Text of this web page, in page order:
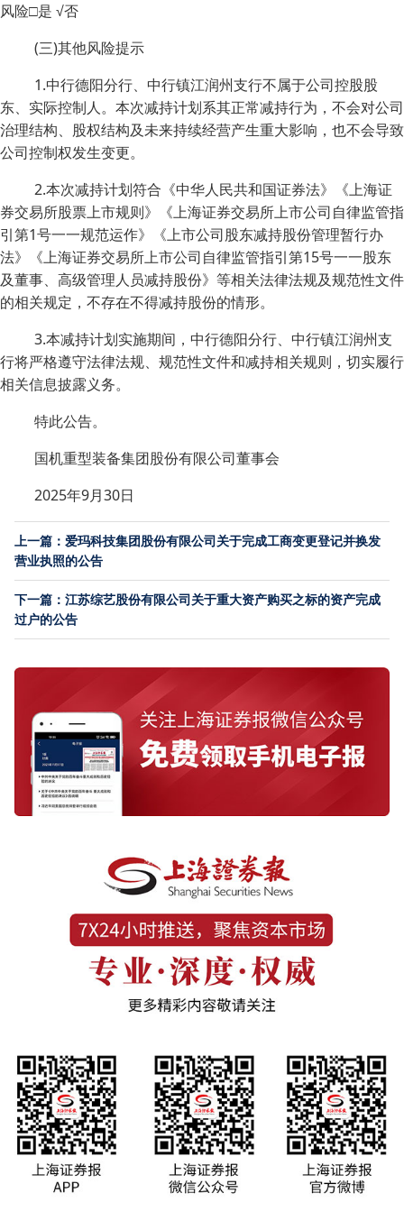
风险□是 √否
(三)其他风险提示
1.中行德阳分行、中行镇江润州支行不属于公司控股股
东、实际控制人。本次减持计划系其正常减持行为，不会对公司
治理结构、股权结构及未来持续经营产生重大影响，也不会导致
公司控制权发生变更。
2.本次减持计划符合《中华人民共和国证券法》《上海证
券交易所股票上市规则》《上海证券交易所上市公司自律监管指
引第1号一一规范运作》《上市公司股东减持股份管理暂行办
法》《上海证券交易所上市公司自律监管指引第15号一一股东
及董事、高级管理人员减持股份》等相关法律法规及规范性文件
的相关规定，不存在不得减持股份的情形。
3.本减持计划实施期间，中行德阳分行、中行镇江润州支
行将严格遵守法律法规、规范性文件和减持相关规则，切实履行
相关信息披露义务。
特此公告。
国机重型装备集团股份有限公司董事会
2025年9月30日
上一篇：爱玛科技集团股份有限公司关于完成工商变更登记并换发
营业执照的公告
下一篇：江苏综艺股份有限公司关于重大资产购买之标的资产完成
过户的公告